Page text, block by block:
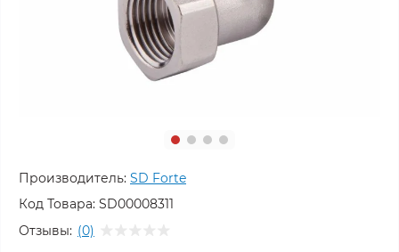
Производитель: SD Forte
Код Товара: SD00008311
Отзывы: (0)